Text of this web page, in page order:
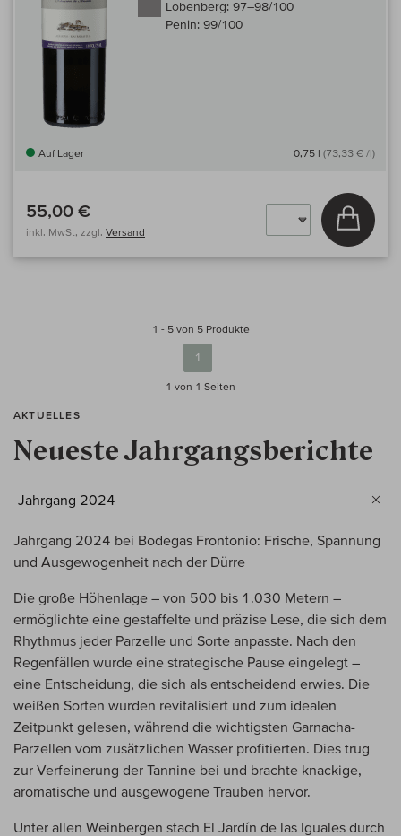
Lobenberg: 97–98/100
Penin: 99/100
Auf Lager 0,75 l (73,33 € /l)
55,00 €
inkl. MwSt, zzgl. Versand
In
1 - 5 von 5 Produkte
1
1 von 1 Seiten
AKTUELLES
Neueste Jahrgangsberichte
Jahrgang 2024
Jahrgang 2024 bei Bodegas Frontonio: Frische, Spannung
und Ausgewogenheit nach der Dürre
Die große Höhenlage – von 500 bis 1.030 Metern –
ermöglichte eine gestaffelte und präzise Lese, die sich dem
Rhythmus jeder Parzelle und Sorte anpasste. Nach den
Regenfällen wurde eine strategische Pause eingelegt –
eine Entscheidung, die sich als entscheidend erwies. Die
weißen Sorten wurden revitalisiert und zum idealen
Zeitpunkt gelesen, während die wichtigsten Garnacha-
Parzellen vom zusätzlichen Wasser profitierten. Dies trug
zur Verfeinerung der Tannine bei und brachte knackige,
aromatische und ausgewogene Trauben hervor.
Unter allen Weinbergen stach El Jardín de las Iguales durch